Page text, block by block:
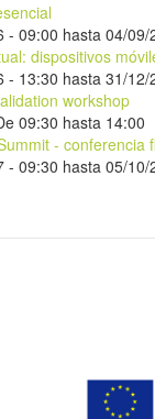
- 09:00 hasta 04/09/
dispositivos
- 13:30 hasta 31/12/
workshop
09:30 hasta 14:00
- conferencia
- 09:30 hasta 05/10/